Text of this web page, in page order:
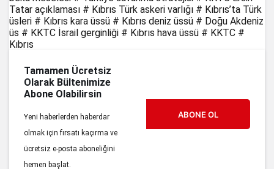
Tatar açıklaması # Kıbrıs Türk askeri varlığı # Kıbrıs’ta Türk
üsleri # Kıbrıs kara üssü # Kıbrıs deniz üssü # Doğu Akdeniz
üs # KKTC İsrail gerginliği # Kıbrıs hava üssü # KKTC #
Kıbrıs
Tamamen Ücretsiz
Olarak Bültenimize
Abone Olabilirsin
Yeni haberlerden haberdar
olmak için fırsatı kaçırma ve
ücretsiz e-posta aboneliğini
hemen başlat.
ABONE OL